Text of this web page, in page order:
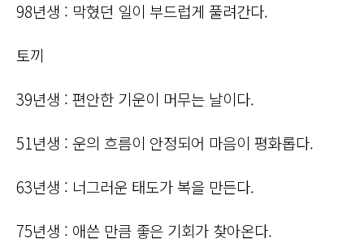
98년생 : 막혔던 일이 부드럽게 풀려간다.
토끼
39년생 : 편안한 기운이 머무는 날이다.
51년생 : 운의 흐름이 안정되어 마음이 평화롭다.
63년생 : 너그러운 태도가 복을 만든다.
75년생 : 애쓴 만큼 좋은 기회가 찾아온다.